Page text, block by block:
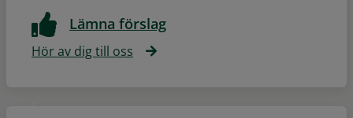
Lämna förslag
Hör av dig till oss